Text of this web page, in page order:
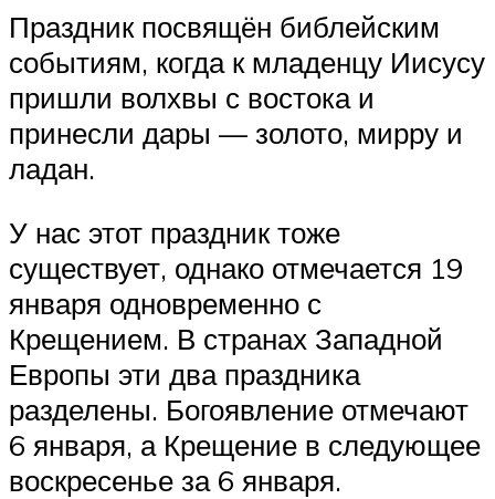
Праздник посвящён библейским
событиям, когда к младенцу Иисусу
пришли волхвы с востока и
принесли дары — золото, мирру и
ладан.
У нас этот праздник тоже
существует, однако отмечается 19
января одновременно с
Крещением. В странах Западной
Европы эти два праздника
разделены. Богоявление отмечают
6 января, а Крещение в следующее
воскресенье за 6 января.